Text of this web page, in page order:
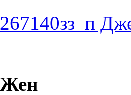
267140зз_п
Жен